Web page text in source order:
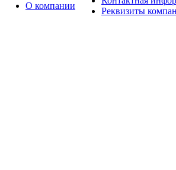
О компании
Реквизиты